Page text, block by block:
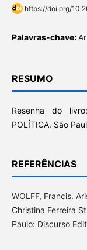
https://doi.org/
Palavras-chave:
RESUMO
Resenha do
POLÍTICA. São
REFERÊNCIAS
WOLFF, Francis.
Christina Ferreira
Paulo: Discurso